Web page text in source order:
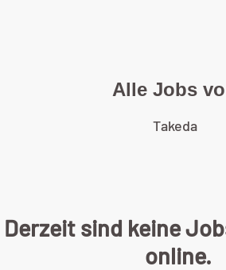
Alle Jobs
Takeda
Derzeit sind keine
online.